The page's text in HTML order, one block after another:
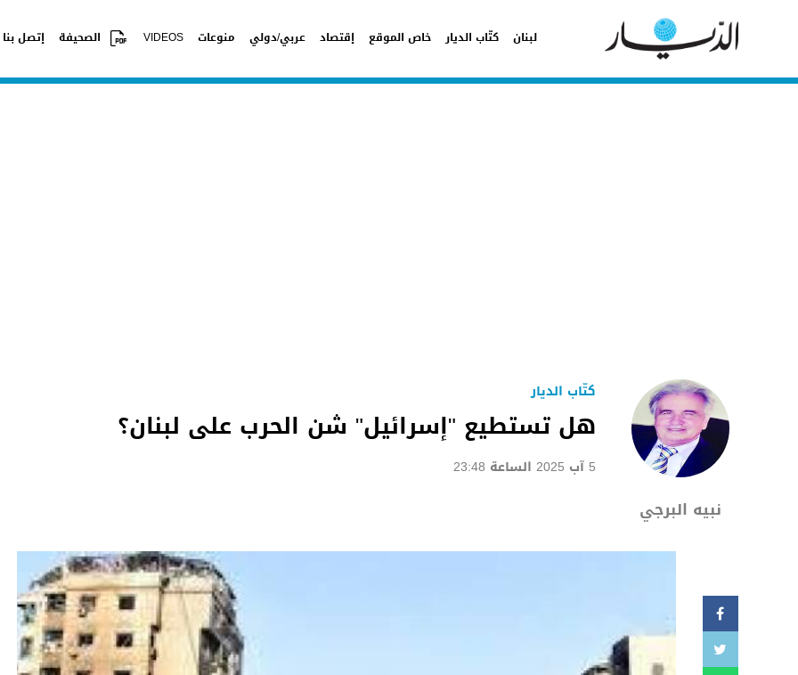
لبنان كتّاب الديار خاص الموقع إقتصاد عربي/دولي منوعات VIDEOS الصحيفة إتصل بنا
نبيه البرجي
كتّاب الديار
هل تستطيع "إسرائيل" شن الحرب على لبنان؟
5 آب 2025 الساعة 23:48